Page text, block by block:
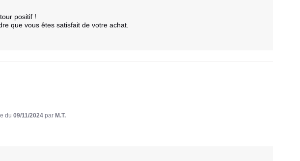
positif !
que vous êtes satisfait de votre achat.
du09/11/2024 parM.T.